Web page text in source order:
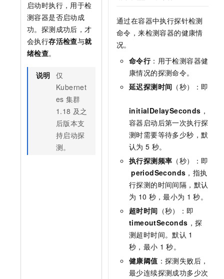
通过在容器中执行探针检测
命令，来检测容器的健康情
况。
命令行：用于检测容器健
康情况的探测命令。
延迟探测时间 （秒）：即
initialDelaySeconds ，
容器启动后第一次执行探
测时需要等待多少秒，默
认为 5 秒。
执行探测频率 （秒）：即
periodSeconds ，指执
行探测的时间间隔，默认
为 10 秒，最小为 1 秒。
超时时间 （秒）：即
timeoutSeconds ，探
测超时时间。默认 1
秒，最小 1 秒。
健康阈值 ：探测失败后，
最少连续探测成功多少次
启动时执行，用于检
测容器是否启动成
功。探测成功后，才
会执行存活检查与就
绪检查。
说明 仅
Kubernet
es 集群
1.18 及之
后版本支
持启动探
测。